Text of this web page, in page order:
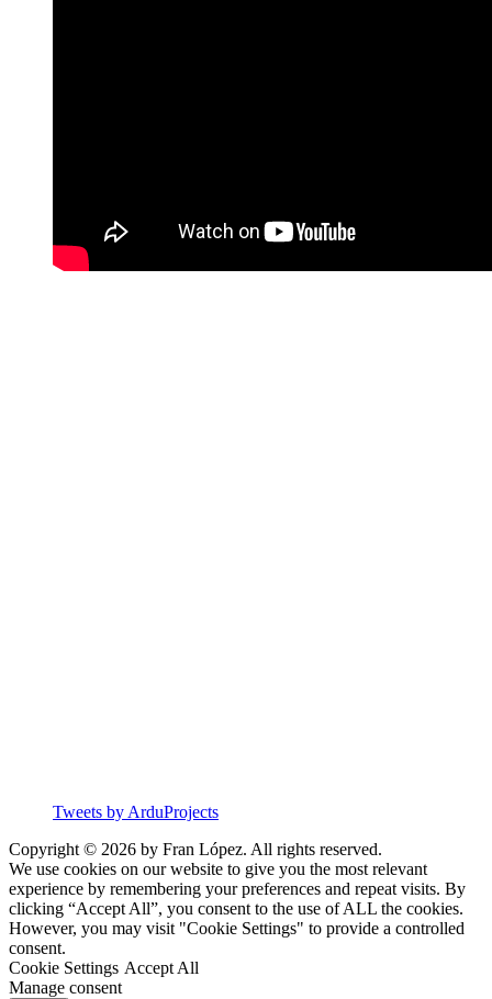
Tweets by ArduProjects
Copyright © 2026 by Fran López. All rights reserved.
We use cookies on our website to give you the most relevant
experience by remembering your preferences and repeat visits. By
clicking “Accept All”, you consent to the use of ALL the cookies.
However, you may visit "Cookie Settings" to provide a controlled
consent.
Cookie Settings Accept All
Manage consent